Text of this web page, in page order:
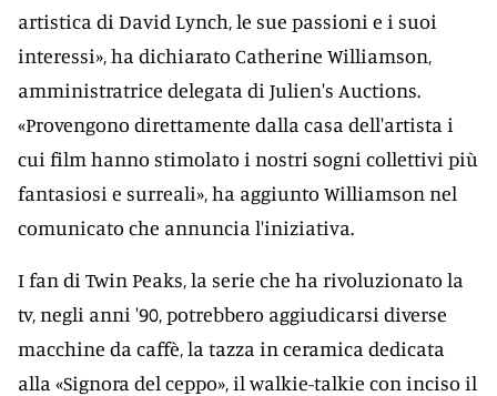
artistica di David Lynch, le sue passioni e i suoi
interessi», ha dichiarato Catherine Williamson,
amministratrice delegata di Julien's Auctions.
«Provengono direttamente dalla casa dell'artista i
cui film hanno stimolato i nostri sogni collettivi più
fantasiosi e surreali», ha aggiunto Williamson nel
comunicato che annuncia l'iniziativa.
I fan di Twin Peaks, la serie che ha rivoluzionato la
tv, negli anni '90, potrebbero aggiudicarsi diverse
macchine da caffè, la tazza in ceramica dedicata
alla «Signora del ceppo», il walkie-talkie con inciso il